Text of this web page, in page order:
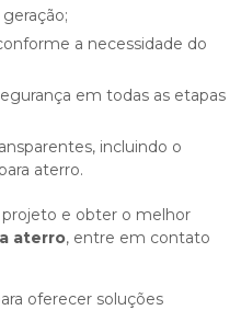
aterro.
projeto e obter o melhor
aterro, entre em contato
oferecer soluções